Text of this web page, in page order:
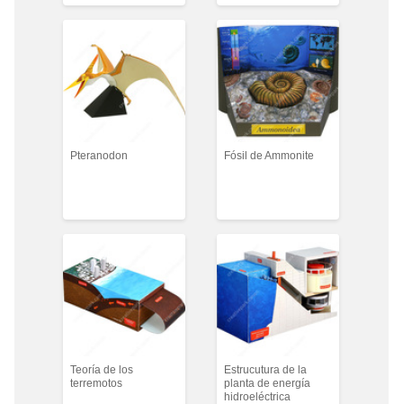
Pteranodon Fósil de Ammonite
Teoría de los
terremotos
Estrucutura de la
planta de energía
hidroeléctrica